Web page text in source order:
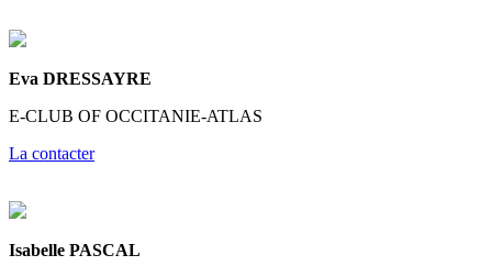
Eva DRESSAYRE
E-CLUB OF OCCITANIE-ATLAS
La contacter
Isabelle PASCAL